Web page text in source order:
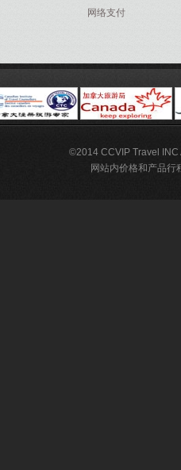
网络支付
©2014 CCVIP Travel INC
网站内价格和产品行